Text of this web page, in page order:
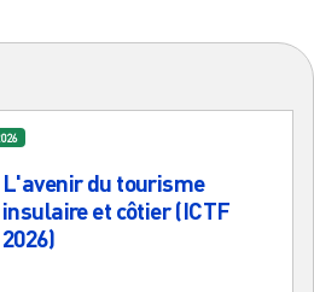
L'avenir du tourisme
insulaire et côtier (ICTF
2026)